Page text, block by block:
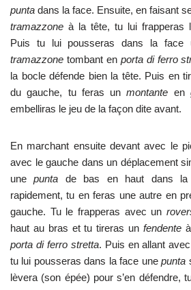
punta dans la face. Ensuite, en faisant
tramazzone à la tête, tu lui frapperas
Puis tu lui pousseras dans la
tramazzone tombant en porta di ferro
la bocle défende bien la tête. Puis en
du gauche, tu feras unmontante en
embelliras le jeu de la façon dite avant.
En marchant ensuite devant avec le
avec le gauche dans un déplacement
unepunta de bas en haut dans la
rapidement, tu en feras une autre en
gauche. Tu le frapperas avec un
haut au bras et tu tireras un fendenteà
porta di ferro stretta. Puis en allant
tu lui pousseras dans la face unepunta
lèvera (son épée) pour s’en défendre,